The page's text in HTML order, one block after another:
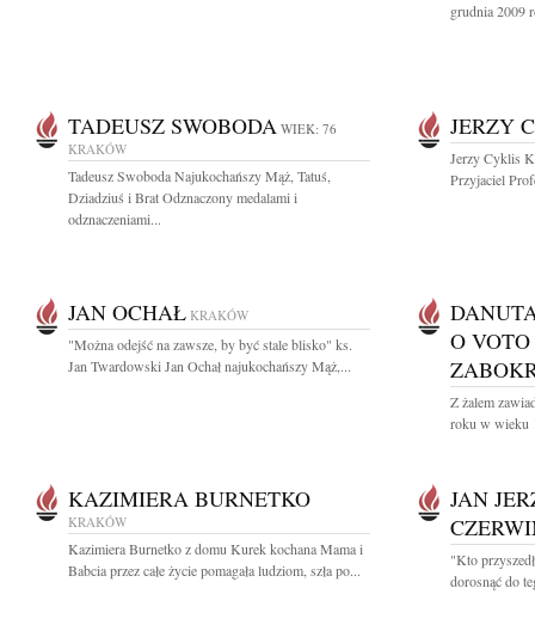
grudnia 2009
TADEUSZ SWOBODA WIEK: 76
KRAKÓW
Tadeusz Swoboda Najukochańszy Mąż, Tatuś,
Dziadziuś i Brat Odznaczony medalami i
odznaczeniami...
JERZY
Jerzy Cyklis
Przyjaciel
JAN OCHAŁ KRAKÓW
"Można odejść na zawsze, by być stale blisko" ks.
Jan Twardowski Jan Ochał najukochańszy Mąż,...
O
Z żalem
roku w wieku
KAZIMIERA BURNETKO
KRAKÓW
Kazimiera Burnetko z domu Kurek kochana Mama i
Babcia przez całe życie pomagała ludziom, szła po...
JAN
"Kto
dorosnąć do